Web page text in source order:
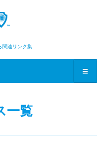
関連リンク集
一覧